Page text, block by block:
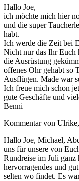
Hallo Joe,
ich möchte mich hier
und die super
habt.
Ich werde die Zeit bei
Nicht nur das Ihr Euch
die Ausrüstung
offenes Ohr gehabt so
Ausflügen. Made war
Ich freue mich schon
gute Geschäfte und
Benni
Kommentar von
Hallo Joe, Michael,
uns für unsere von
Rundreise im Juli ganz
hervorragendes und
selten wo findet. Es